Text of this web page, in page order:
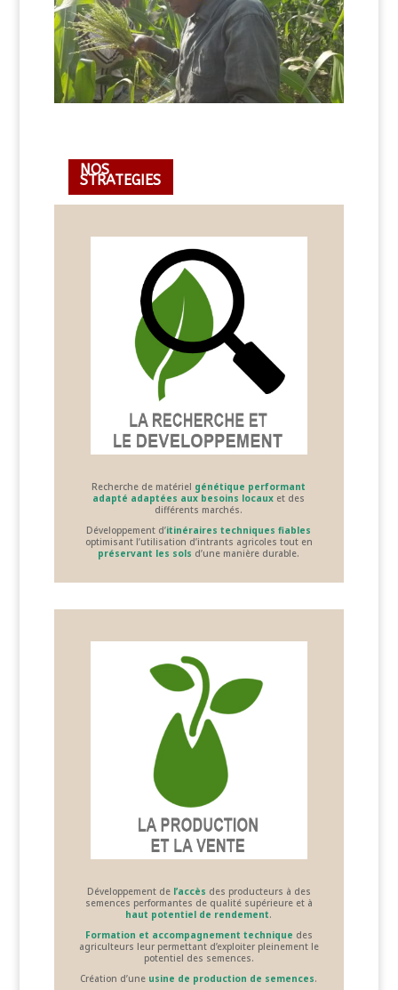
NOS
STRATEGIES
Recherche de matériel génétique performant
adapté adaptées aux besoins locaux et des
différents marchés.
Développement d’itinéraires techniques fiables
optimisant l’utilisation d’intrants agricoles tout en
préservant les sols d’une manière durable.
Développement de l’accès des producteurs à des
semences performantes de qualité supérieure et à
haut potentiel de rendement.
Formation et accompagnement technique des
agriculteurs leur permettant d’exploiter pleinement le
potentiel des semences.
Création d’une usine de production de semences.